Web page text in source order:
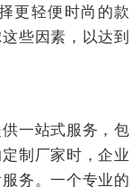
更轻便时尚的款
些因素，以达到
一站式服务，包
制厂家时，企业
务。一个专业的